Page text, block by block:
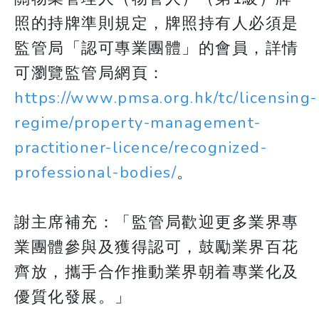
照的持牌準則規定，牌照持有人必須是
監管局「認可專業團體」的會員，詳情
可瀏覽監管局網頁：
https://www.pmsa.org.hk/tc/licensing-
regime/property-management-
practitioner-licence/recognized-
professional-bodies/。
謝主席補充：「監管局歡迎更多業界專
業團體參與及獲得認可，鼓勵業界百花
齊放，攜手合作推動業界朝着專業化及
優質化發展。」